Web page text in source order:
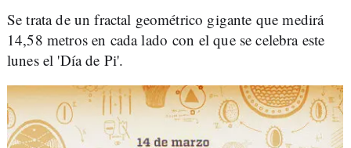
Se trata de un fractal geométrico gigante que medirá
14,58 metros en cada lado con el que se celebra este
lunes el 'Día de Pi'.